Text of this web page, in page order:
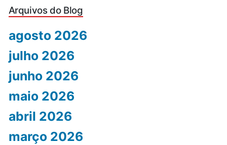
Arquivos do Blog
agosto 2026
julho 2026
junho 2026
maio 2026
abril 2026
março 2026